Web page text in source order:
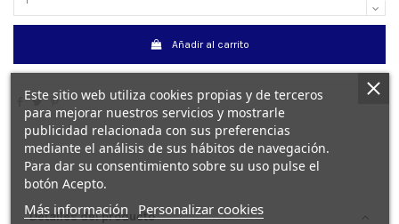
Añadir al carrito
Detalles del producto
Este sitio web utiliza cookies propias y de terceros
para mejorar nuestros servicios y mostrarle
publicidad relacionada con sus preferencias
mediante el análisis de sus hábitos de navegación.
Para dar su consentimiento sobre su uso pulse el
botón Acepto.
Más información Personalizar cookies